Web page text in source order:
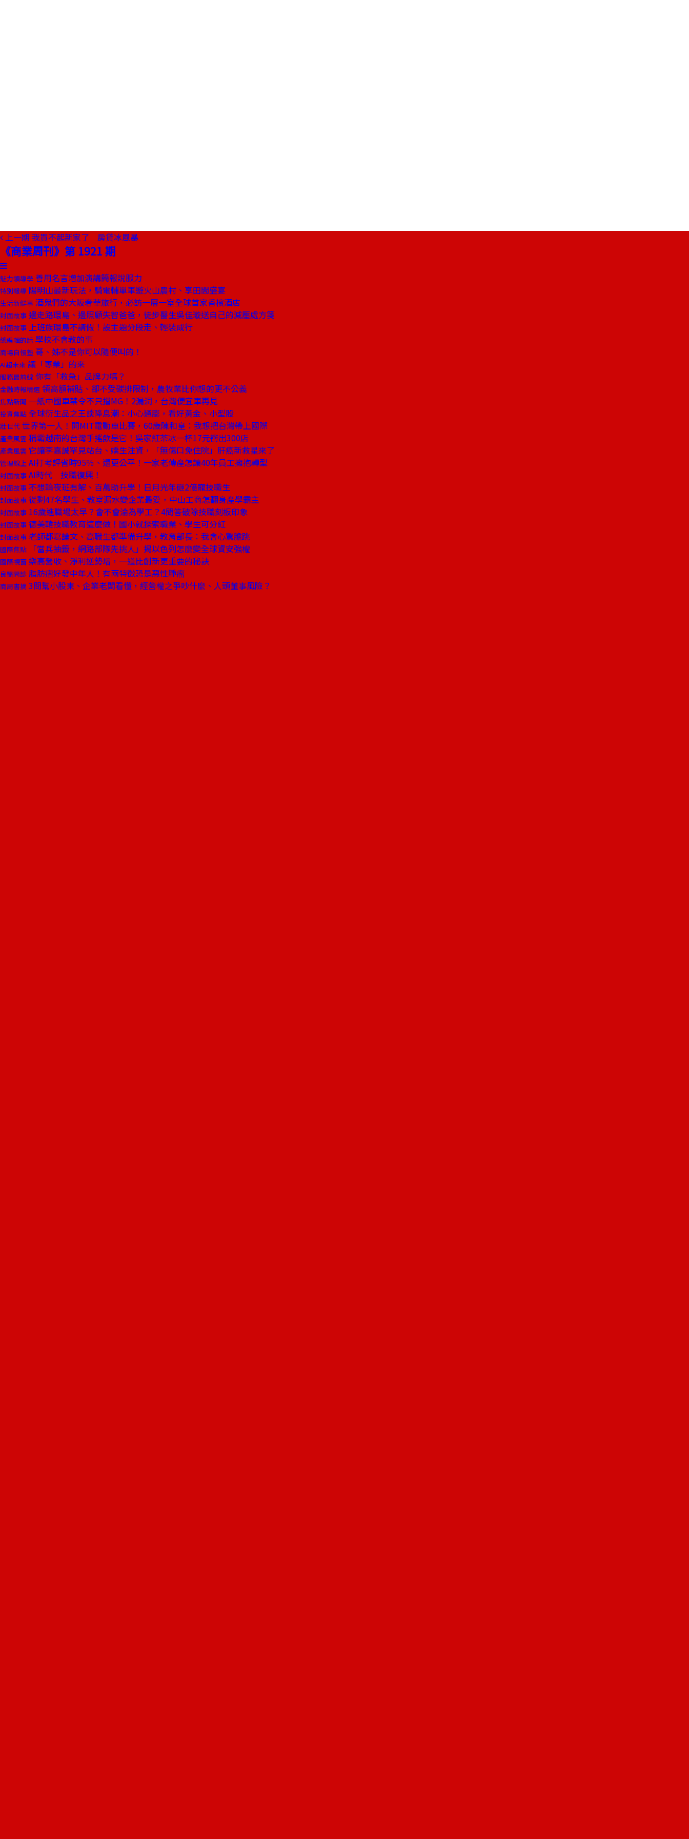
上一期 我買不起新家了 房貸冰風暴
《商業周刊》第 1921 期
魅力領導學 善用名言增加演講簡報說服力
特別報導 陽明山最新玩法，騎電輔單車遊火山農村、享田間盛宴
生活新鮮事 酒鬼們的大阪奢華旅行，必訪一層一室全球首家香檳酒店
封面故事 邊走路環島、邊照顧失智爸爸，徒步醫生吳佳璇送自己的減壓處方箋
封面故事 上班族環島不請假！設主題分段走、輕裝成行
總編輯的話 學校不會教的事
商場自慢塾 哥、姊不是你可以隨便叫的！
AI超未來 讓「專業」的來
服務最前線 你有「救急」品牌力嗎？
金融時報精選 領高額補貼、卻不受碳排限制，農牧業比你想的更不公義
焦點新聞 一紙中國車禁令不只擋MG！2漏洞，台灣便宜車再見
投資焦點 全球衍生品之王談降息潮：小心通膨，看好黃金、小型股
壯世代 世界第一人！開MIT電動車比賽，60歲陳和皇：我想把台灣帶上國際
產業風雲 稱霸越南的台灣手搖飲是它！吳家紅茶冰一杯17元衝出300店
產業風雲 它讓李嘉誠罕見站台、嬌生注資，「無傷口免住院」肝癌新救星來了
管理線上 AI打考評省時95％、還更公平！一家老傳產怎讓40年員工擁抱轉型
封面故事 AI時代 技職復興！
封面故事 不想輪夜班有解、百萬助升學！日月光年砸2億寵技職生
封面故事 從剩47名學生、教室漏水變企業最愛，中山工商怎翻身產學霸主
封面故事 16歲進職場太早？會不會淪為學工？4問答破除技職刻板印象
封面故事 德美韓技職教育這麼做！國小就探索職業、學生可分紅
封面故事 老師都寫論文、高職生都準備升學，教育部長：我會心驚膽跳
國際焦點 「當兵抽籤，網路部隊先挑人」揭以色列怎麼變全球資安強權
國際視窗 樂高營收、淨利逆勢增，一道比創新更重要的秘訣
良醫問診 脂肪瘤好發中年人！有兩特徵恐是惡性腫瘤
商周書摘 3問幫小股東、企業老闆看懂，經營權之爭吵什麼、人頭董事風險？